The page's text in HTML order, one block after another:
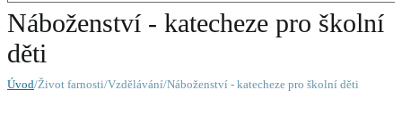
Náboženství - katecheze pro školní
děti
Úvod/Život farnosti/Vzdělávání/Náboženství - katecheze pro školní děti